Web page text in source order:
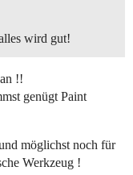
wird gut!
!!
genügt Paint
möglichst noch für
Werkzeug !